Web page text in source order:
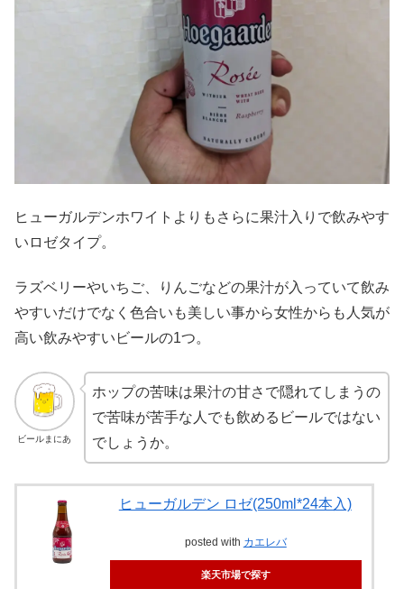
ヒューガルデンホワイトよりもさらに果汁入りで飲みやす
いロゼタイプ。
ラズベリーやいちご、りんごなどの果汁が入っていて飲み
やすいだけでなく色合いも美しい事から女性からも人気が
高い飲みやすいビールの1つ。
ビールまにあ
ホップの苦味は果汁の甘さで隠れてしまうの
で苦味が苦手な人でも飲めるビールではない
でしょうか。
ヒューガルデン ロゼ(250ml*24本入)
posted with カエレバ
楽天市場で探す